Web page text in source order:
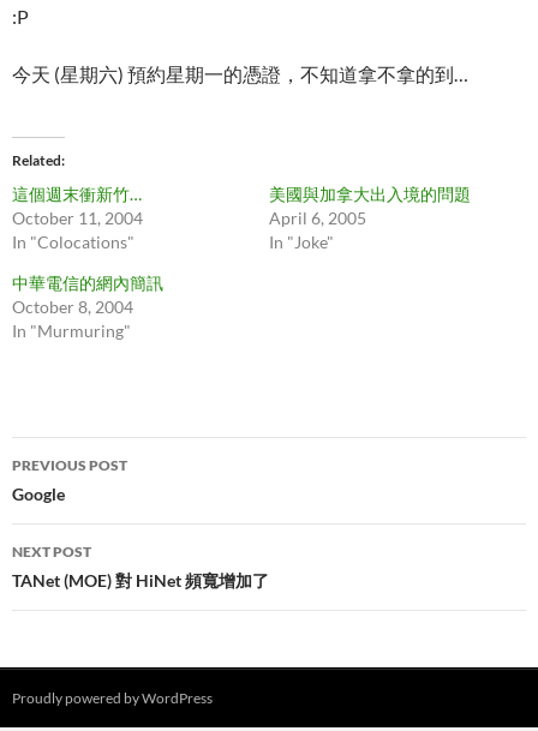
:P
今天 (星期六) 預約星期一的憑證，不知道拿不拿的到…
Related
這個週末衝新竹…
October 11, 2004
In "Colocations"
美國與加拿大出入境的問題
April 6, 2005
In "Joke"
中華電信的網內簡訊
October 8, 2004
In "Murmuring"
Post
navigation
PREVIOUS POST
Google
NEXT POST
TANet (MOE) 對 HiNet 頻寬增加了
Proudly powered by WordPress